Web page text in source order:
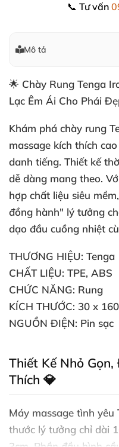
📞 Tư vấn
Mô tả
🌟 Chày Rung Tenga
Lạc Êm Ái Cho Phái
Khám phá chày rung
massage kích thích
danh tiếng. Thiết kế
dễ dàng mang theo.
hợp chất liệu siêu
đồng hành" lý tưởng
dạo đầu cuồng nhiệt
THƯƠNG HIỆU: Tenga
CHẤT LIỆU: TPE, ABS
CHỨC NĂNG: Rung
KÍCH THƯỚC: 30 x
NGUỒN ĐIỆN: Pin sạc
Thiết Kế Nhỏ
Thích 💎
Máy massage tình yêu
thước lý tưởng chỉ dài